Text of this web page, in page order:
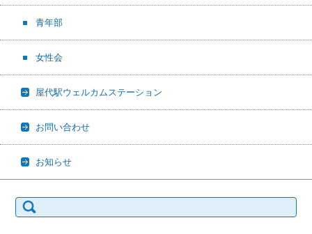
青年部
女性会
屋代駅ウェルカムステーション
お問い合わせ
お知らせ
索: